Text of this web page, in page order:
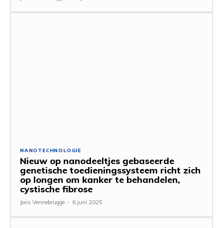
NANOTECHNOLOGIE
Nieuw op nanodeeltjes gebaseerde
genetische toedieningssysteem richt zich
op longen om kanker te behandelen,
cystische fibrose
Joris Vennebrugge - 6 juni 2025